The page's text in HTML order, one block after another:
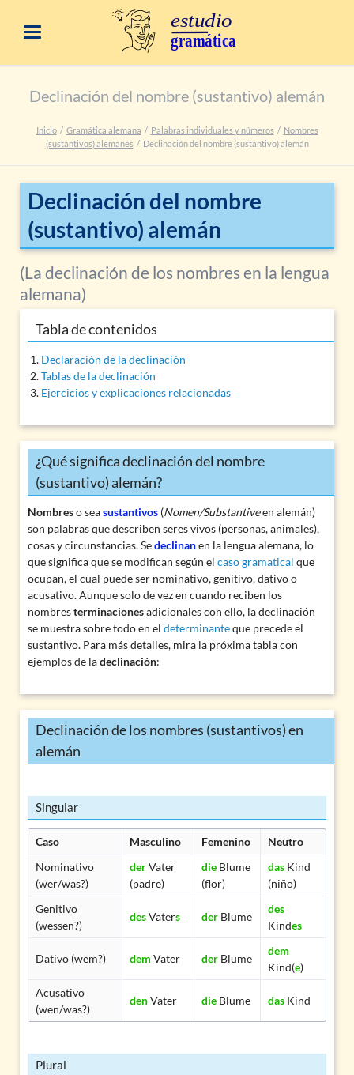
Declinación del nombre (sustantivo) alemán
Inicio Gramática alemana Palabras individuales y números
Nombres
(sustantivos) alemanes
Declinación del nombre (sustantivo) alemán
Declinación del nombre
(sustantivo) alemán
(La declinación de los nombres en la lengua
alemana)
Tabla de contenidos
Declaración de la declinación
Tablas de la declinación
Ejercicios y explicaciones relacionadas
¿Qué significa declinación del nombre
(sustantivo) alemán?
Nombreso seasustantivos(Nomen/Substantiveen alemán)
son palabras que describen seres vivos (personas, animales),
cosas y circunstancias. Sedeclinanen la lengua alemana, lo
que significa que se modifican según el caso gramatical que
ocupan, el cual puede ser nominativo, genitivo, dativo o
acusativo. Aunque solo de vez en cuando reciben los
nombresterminacionesadicionales con ello, la declinación
se muestra sobre todo en el determinanteque precede el
sustantivo. Para más detalles, mira la próxima tabla con
ejemplos de ladeclinación:
Declinación de los nombres (sustantivos) en
alemán
Singular
Caso Masculino Femenino
Neutro
Nominativo
(wer/was?)
derVater
(padre)
dieBlume
(flor)
dasKind
(niño)
Genitivo
(wessen?)
desVaters derBlume
des
Kindes
Dativo (wem?) dem Vater derBlume
dem
Kind(e)
Acusativo
(wen/was?)
denVater dieBlume dasKind
Plural